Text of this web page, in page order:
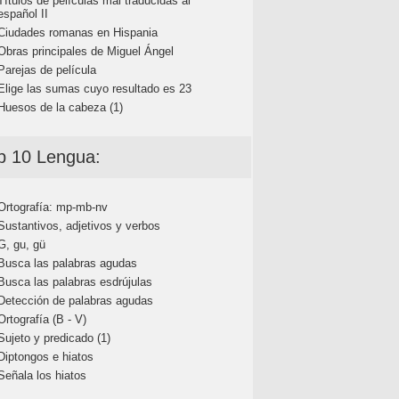
II
romanas en Hispania
principales de Miguel Ángel
de película
las sumas cuyo resultado es 23
de la cabeza (1)
10 Lengua:
mp-mb-nv
adjetivos y verbos
gu, gü
las palabras agudas
las palabras esdrújulas
de palabras agudas
(B - V)
y predicado (1)
e hiatos
los hiatos